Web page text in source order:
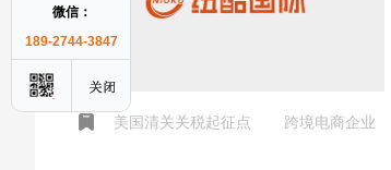
美国清关关税起征点 跨境电商企业
微信：
189-2744-3847